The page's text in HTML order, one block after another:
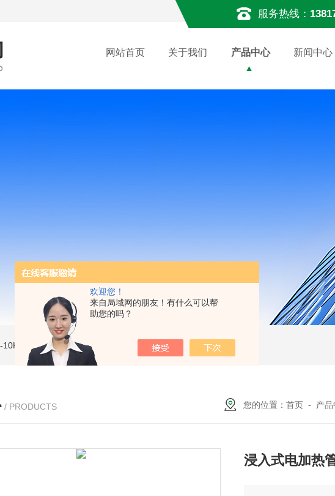
欢迎您！
来自局域网的朋友！有什么可以帮
助您的吗？
服务热线：
网站首页 关于我们 产品中心 新闻中心
高压兆欧表 5000V数字高压兆欧表 CS2077型CS2077高压兆欧表校验仪 GM-
/ PRODUCTS 您的位置： 首页 - 产
浸入式电加热